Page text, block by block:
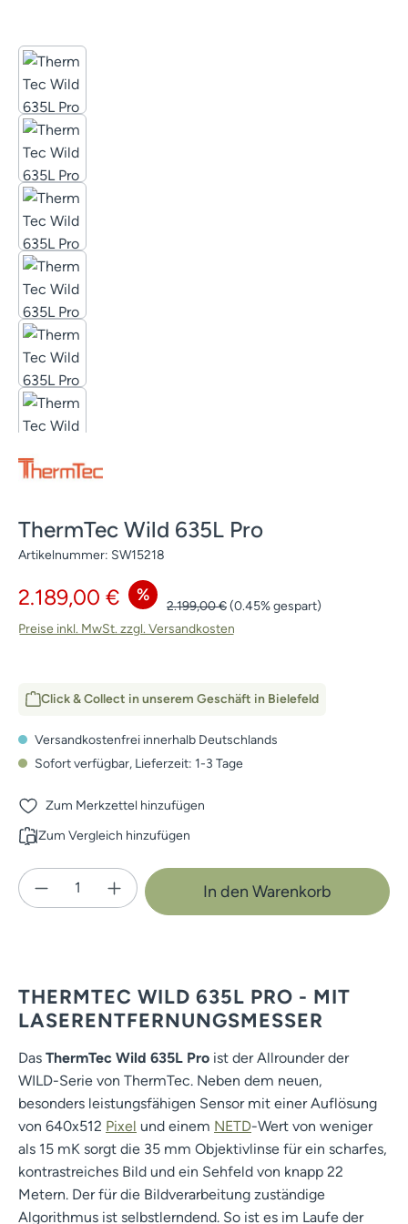
ThermTec Wild 635L Pro
Artikelnummer: SW15218
Verkaufspreis:
2.189,00 € %
Regulärer Preis:
2.199,00 €(0.45% gespart)
Preise inkl. MwSt. zzgl. Versandkosten
Click & Collect in unserem Geschäft in Bielefeld
Versandkostenfrei innerhalb Deutschlands
Sofort verfügbar, Lieferzeit: 1-3 Tage
Zum Merkzettel hinzufügen
Zum Vergleich hinzufügen
Produkt Anzahl: Gib den gewünschten
In den Warenkorb
THERMTEC WILD 635L PRO - MIT
LASERENTFERNUNGSMESSER
Das ThermTec Wild 635L Pro ist der Allrounder der
WILD-Serie von ThermTec. Neben dem neuen,
besonders leistungsfähigen Sensor mit einer Auflösung
von 640x512 Pixel und einem NETD-Wert von weniger
als 15 mK sorgt die 35 mm Objektivlinse für ein scharfes,
kontrastreiches Bild und ein Sehfeld von knapp 22
Metern. Der für die Bildverarbeitung zuständige
Algorithmus ist selbstlerndend. So ist es im Laufe der